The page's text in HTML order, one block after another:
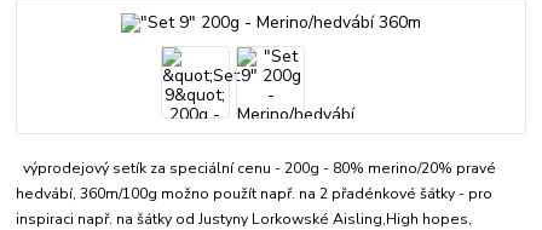
výprodejový setík za speciální cenu - 200g - 80% merino/20% pravé
hedvábí, 360m/100g možno použít např. na 2 přadénkové šátky - pro
inspiraci např. na šátky od Justyny Lorkowské Aisling,High hopes,